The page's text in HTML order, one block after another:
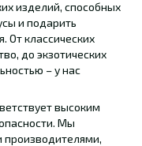
изделий, способных
и подарить
классических
до экзотических
– у нас
высоким
Мы
производителями,